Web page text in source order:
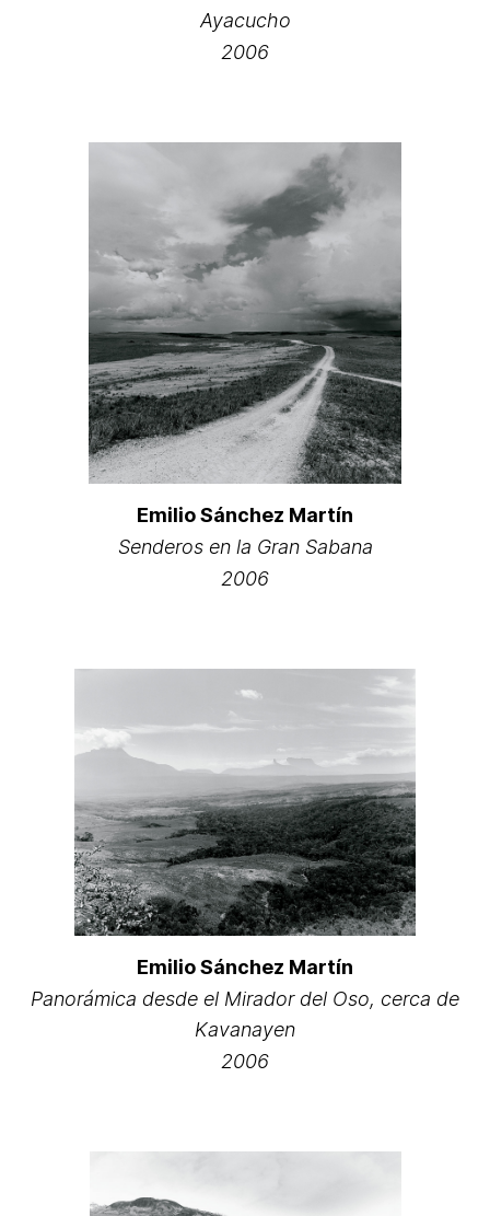
Ayacucho
2006
Emilio Sánchez Martín
Senderos en la Gran Sabana
2006
Emilio Sánchez Martín
Panorámica desde el Mirador del Oso, cerca de
Kavanayen
2006